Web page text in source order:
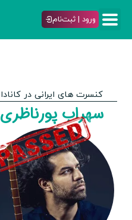
ورود | ثبت‌نام
کنسرت های ایرانی در کانادا
سهراب پورناظری